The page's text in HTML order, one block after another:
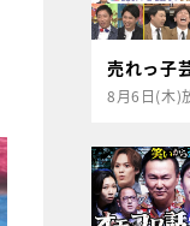
売れっ子
8月6日(木)